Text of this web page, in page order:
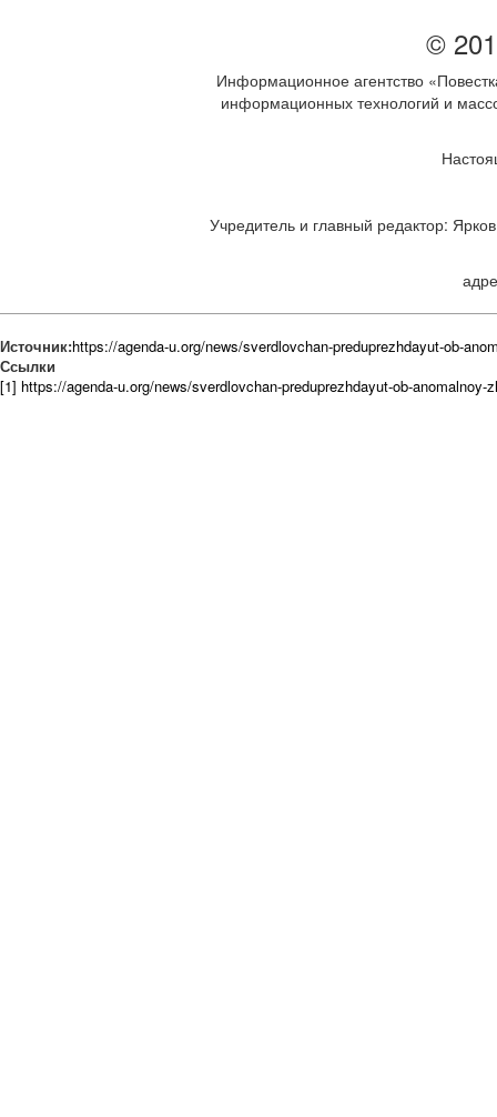
©
Информационное агентство
информационных технологий и
Учредитель и главный редактор:
Источник:https://agenda-u.org/news/sverdlovchan-preduprezhdayut-ob-
Ссылки
[1] https://agenda-u.org/news/sverdlovchan-preduprezhdayut-ob-anomalnoy-